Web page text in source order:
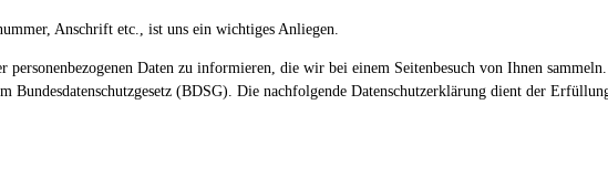
Anschrift etc., ist uns ein wichtiges Anliegen.
Daten zu informieren, die wir bei einem Seitenbesuch von Ihnen
(BDSG). Die nachfolgende Datenschutzerklärung dient der